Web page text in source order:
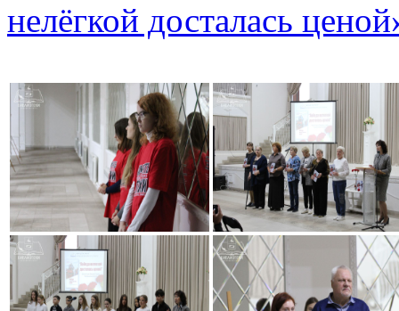
нелёгкой досталась